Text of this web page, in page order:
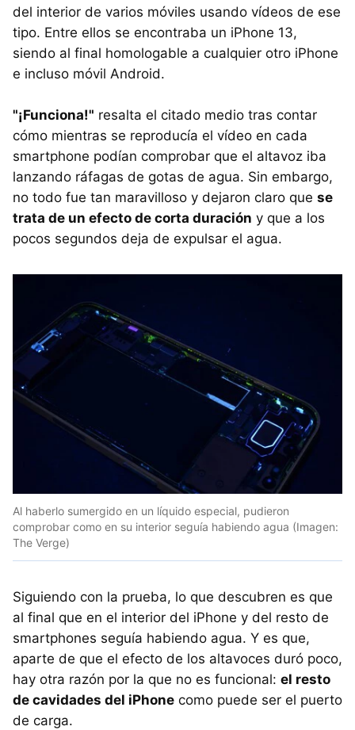
del interior de varios móviles usando vídeos de ese
tipo. Entre ellos se encontraba un iPhone 13,
siendo al final homologable a cualquier otro iPhone
e incluso móvil Android.
"¡Funciona!" resalta el citado medio tras contar
cómo mientras se reproducía el vídeo en cada
smartphone podían comprobar que el altavoz iba
lanzando ráfagas de gotas de agua. Sin embargo,
no todo fue tan maravilloso y dejaron claro que se
trata de un efecto de corta duración y que a los
pocos segundos deja de expulsar el agua.
Al haberlo sumergido en un líquido especial, pudieron
comprobar como en su interior seguía habiendo agua (Imagen:
The Verge)
Siguiendo con la prueba, lo que descubren es que
al final que en el interior del iPhone y del resto de
smartphones seguía habiendo agua. Y es que,
aparte de que el efecto de los altavoces duró poco,
hay otra razón por la que no es funcional: el resto
de cavidades del iPhone como puede ser el puerto
de carga.